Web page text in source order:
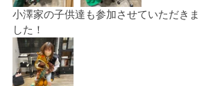
小澤家の子供達も参加させていただきま
した！